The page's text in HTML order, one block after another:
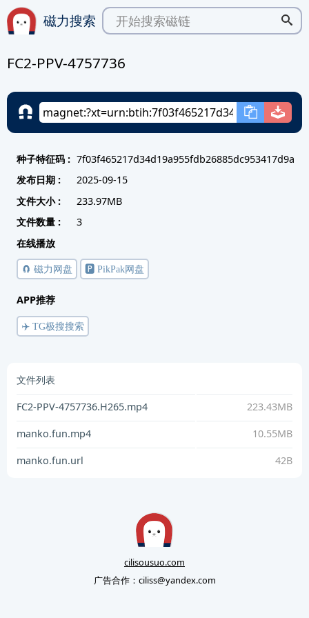
磁力搜索
FC2-PPV-4757736
种子特征码 : 7f03f465217d34d19a955fdb26885dc953417d9a
发布日期 :
2025-09-15
文件大小 :
233.97MB
文件数量 :
3
在线播放
🧲 磁力网盘 🅿️ PikPak网盘
APP推荐
✈️ TG极搜搜索
文件列表
FC2-PPV-4757736.H265.mp4 223.43MB
manko.fun.mp4 10.55MB
manko.fun.url 42B
cilisousuo.com
广告合作： ciliss@yandex.com